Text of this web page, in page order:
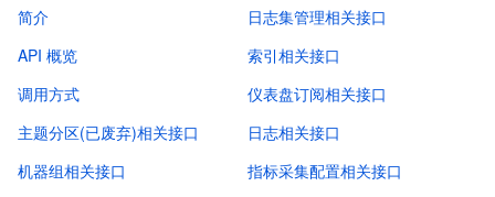
简介
API 概览
调用方式
日志集管理相关接口
索引相关接口
仪表盘订阅相关接口
主题分区(已废弃)相关接口
机器组相关接口
日志相关接口
指标采集配置相关接口